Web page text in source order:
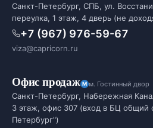
Санкт-Петербург, СПБ, ул.
переулка, 1 этаж, 4 дверь (не
+7 (967) 976-59-67
viza@capricorn.ru
Офис продаж м. Гостинный двор
Санкт-Петербург, Набережная
3 этаж, офис 307 (вход в БЦ общий
Петербург")